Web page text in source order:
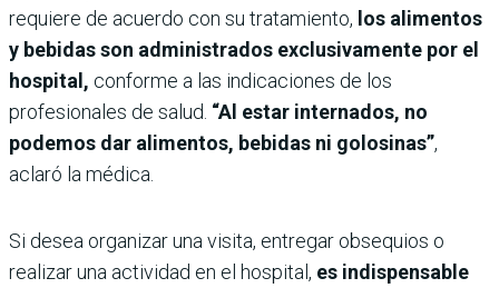
requiere de acuerdo con su tratamiento, los alimentos
y bebidas son administrados exclusivamente por el
hospital, conforme a las indicaciones de los
profesionales de salud. “Al estar internados, no
podemos dar alimentos, bebidas ni golosinas”,
aclaró la médica.
Si desea organizar una visita, entregar obsequios o
realizar una actividad en el hospital, es indispensable